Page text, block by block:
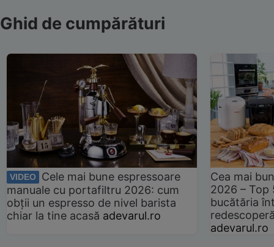
Ghid de cumpărături
VIDEO
Cele mai bune espressoare
manuale cu portafiltru 2026: cum
obții un espresso de nivel barista
chiar la tine acasă adevarul.ro
Cea mai
2026 –
bucătăria
adevarul.ro